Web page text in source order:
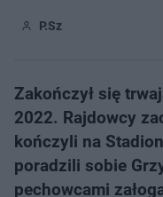
P.Sz
Zakończył się
2022. Rajdowcy
kończyli na
poradzili sobie
pechowcami